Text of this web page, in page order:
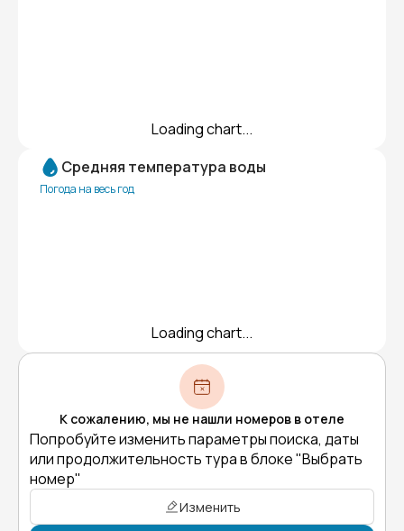
Loading chart...
Средняя температура воды
Погода на весь год
Loading chart...
К сожалению, мы не нашли номеров в отеле
Попробуйте изменить параметры поиска, даты
или продолжительность тура в блоке "Выбрать
номер"
Изменить